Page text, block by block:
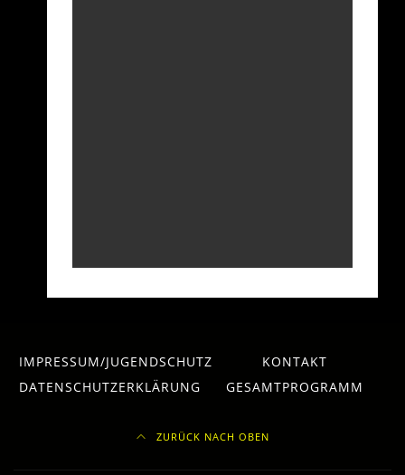
IMPRESSUM/JUGENDSCHUTZ
KONTAKT
DATENSCHUTZERKLÄRUNG
GESAMTPROGRAMM
ZURÜCK NACH OBEN